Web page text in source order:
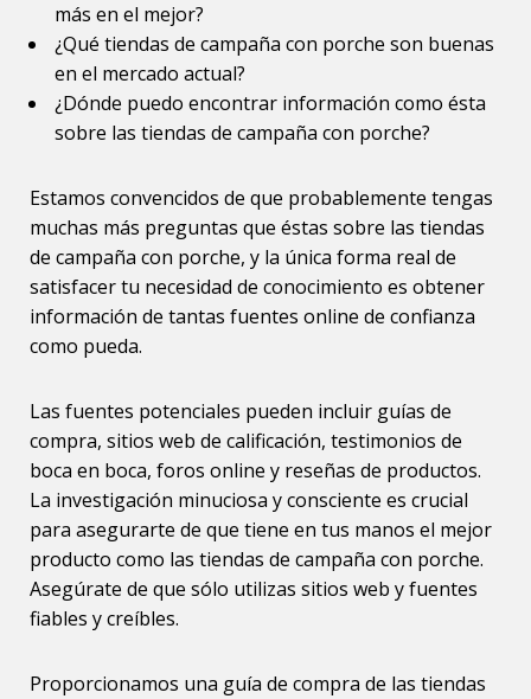
más en el mejor?
¿Qué tiendas de campaña con porche son buenas
en el mercado actual?
¿Dónde puedo encontrar información como ésta
sobre las tiendas de campaña con porche?
Estamos convencidos de que probablemente tengas
muchas más preguntas que éstas sobre las tiendas
de campaña con porche, y la única forma real de
satisfacer tu necesidad de conocimiento es obtener
información de tantas fuentes online de confianza
como pueda.
Las fuentes potenciales pueden incluir guías de
compra, sitios web de calificación, testimonios de
boca en boca, foros online y reseñas de productos.
La investigación minuciosa y consciente es crucial
para asegurarte de que tiene en tus manos el mejor
producto como las tiendas de campaña con porche.
Asegúrate de que sólo utilizas sitios web y fuentes
fiables y creíbles.
Proporcionamos una guía de compra de las tiendas